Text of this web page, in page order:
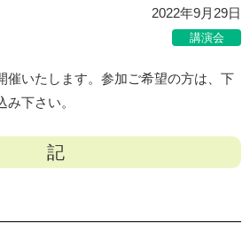
2022年9月29日
講演会
催いたします。参加ご希望の方は、下
下さい。
記